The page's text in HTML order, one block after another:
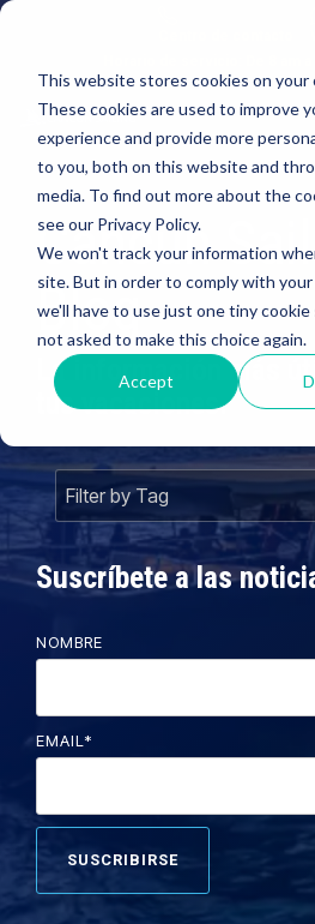
This website stores cookies on your
These cookies are used to improve
experience and provide more
to you, both on this website and
media. To find out more about the
see our Privacy Policy.
We won't track your information
site. But in order to comply with
we'll have to use just one tiny
not asked to make this choice again.
Accept
Horario de servicio: De 8 am a
Cancun
Blog
La información más
tus vacaciones.
Suscríbete a las
NOMBRE
EMAIL *